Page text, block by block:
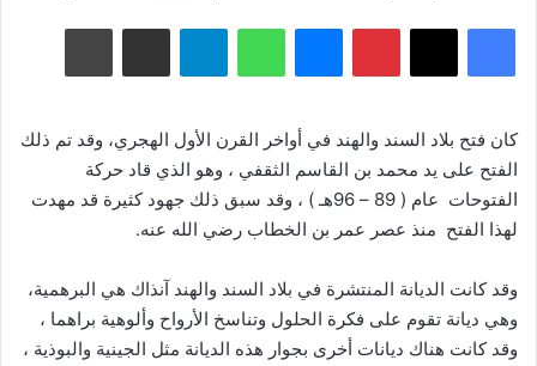
فيسبوك ‫X بينتيريستماسنجر واتساب تيلقرام مشاركة عبر البريد طباعة
كان فتح بلاد السند والهند في أواخر القرن الأول الهجري، وقد تم ذلك
الفتح على يد محمد بن القاسم الثقفي ، وهو الذي قاد حركة
الفتوحات عام ( 89 – 96هـ ) ، وقد سبق ذلك جهود كثيرة قد مهدت
لهذا الفتح منذ عصر عمر بن الخطاب رضي الله عنه.
وقد كانت الديانة المنتشرة في بلاد السند والهند آنذاك هي البرهمية،
وهي ديانة تقوم على فكرة الحلول وتناسخ الأرواح وألوهية براهما ،
وقد كانت هناك ديانات أخرى بجوار هذه الديانة مثل الجينية والبوذية ،